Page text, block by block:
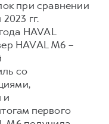
при сравнении
гг.
HAVAL
HAVAL M6 –
со
и
первого